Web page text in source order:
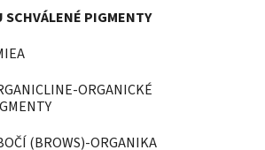
SCHVÁLENÉ PIGMENTY
ORGANICKÉ
(BROWS)-ORGANIKA